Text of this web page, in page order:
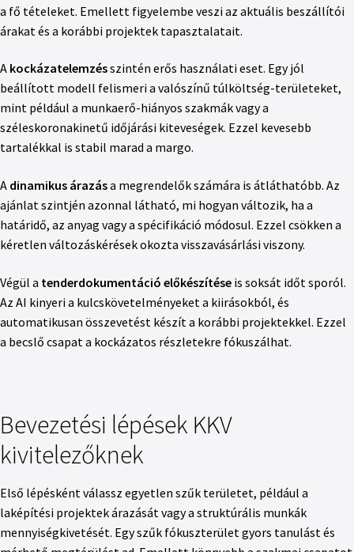
a fő tételeket. Emellett figyelembe veszi az aktuális beszállítói
árakat és a korábbi projektek tapasztalatait.
A kockázatelemzésszintén erős használati eset. Egy jól
beállított modell felismeri a valószínű túlköltség-területeket,
mint például a munkaerő-hiányos szakmák vagy a
széleskoronakinetű időjárási kiteveségek. Ezzel kevesebb
tartalékkal is stabil marad a margo.
A dinamikus árazása megrendelők számára is átláthatóbb. Az
ajánlat szintjén azonnal látható, mi hogyan változik, ha a
határidő, az anyag vagy a spécifikáció módosul. Ezzel csökken a
kéretlen változáskérések okozta visszavásárlási viszony.
Végül a tenderdokumentáció előkészítése is soksát időt sporól.
Az AI kinyeri a kulcskövetelményeket a kiirásokból, és
automatikusan összevetést készít a korábbi projektekkel. Ezzel
a becslő csapat a kockázatos részletekre fókuszálhat.
Bevezetési lépések KKV
kivitelezőknek
Első lépésként válassz egyetlen szűk területet, például a
laképítési projektek árazását vagy a struktúrális munkák
mennyiségkivetését. Egy szűk fókuszterület gyors tanulást és